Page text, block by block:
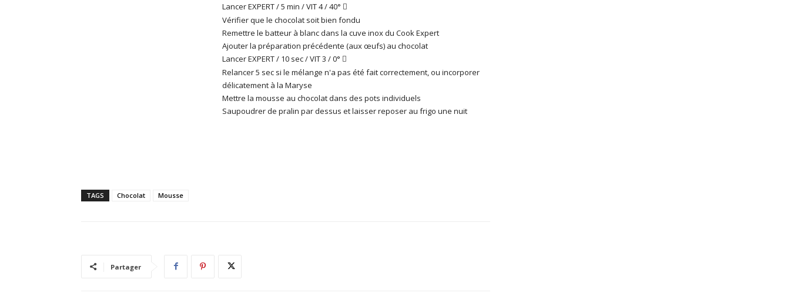
Lancer EXPERT / 5 min / VIT 4 / 40° 
Vérifier que le chocolat soit bien fondu
Remettre le batteur à blanc dans la cuve inox du Cook Expert
Ajouter la préparation précédente (aux œufs) au chocolat
Lancer EXPERT / 10 sec / VIT 3 / 0° 
Relancer 5 sec si le mélange n'a pas été fait correctement, ou incorporer
délicatement à la Maryse
Mettre la mousse au chocolat dans des pots individuels
Saupoudrer de pralin par dessus et laisser reposer au frigo une nuit
TAGS Chocolat Mousse
Partager